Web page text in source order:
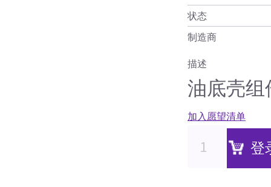
状态
制造商
描述
油底壳组
加入愿望清单
登